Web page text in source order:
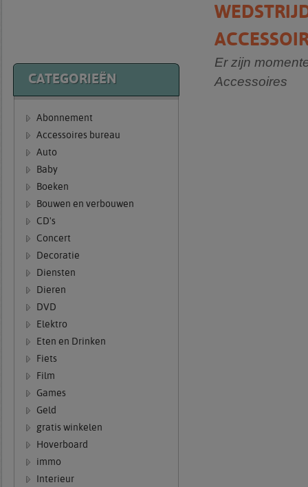
CATEGORIEËN
Abonnement
Accessoires bureau
Auto
Baby
Boeken
Bouwen en verbouwen
CD's
Concert
Decoratie
Diensten
Dieren
DVD
Elektro
Eten en Drinken
Fiets
Film
Games
Geld
gratis winkelen
Hoverboard
immo
Interieur
Er zijn
Accessoires